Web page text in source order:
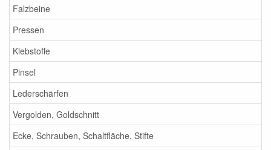
Falzbeine
Pressen
Klebstoffe
Pinsel
Lederschärfen
Vergolden, Goldschnitt
Ecke, Schrauben, Schaltfläche, Stifte